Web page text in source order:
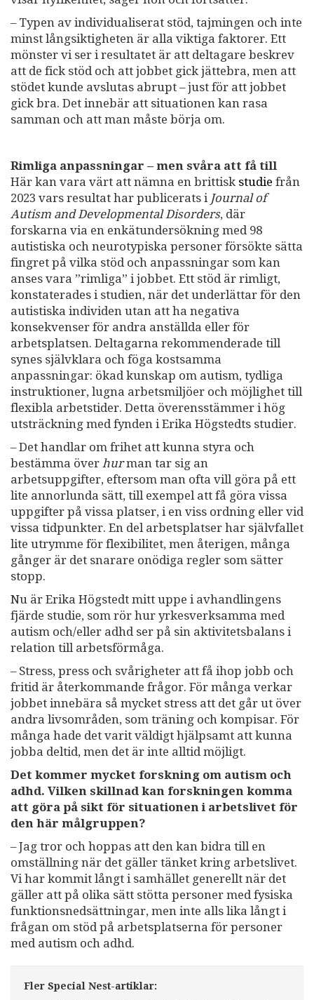
– Typen av individualiserat stöd, tajmingen och inte
minst långsiktigheten är alla viktiga faktorer. Ett
mönster vi ser i resultatet är att deltagare beskrev
att de fick stöd och att jobbet gick jättebra, men att
stödet kunde avslutas abrupt – just för att jobbet
gick bra. Det innebär att situationen kan rasa
samman och att man måste börja om.
Rimliga anpassningar – men svåra att få till
Här kan vara värt att nämna en brittisk studie från
2023 vars resultat har publicerats i Journal of
Autism and Developmental Disorders, där
forskarna via en enkätundersökning med 98
autistiska och neurotypiska personer försökte sätta
fingret på vilka stöd och anpassningar som kan
anses vara ”rimliga” i jobbet. Ett stöd är rimligt,
konstaterades i studien, när det underlättar för den
autistiska individen utan att ha negativa
konsekvenser för andra anställda eller för
arbetsplatsen. Deltagarna rekommenderade till
synes självklara och föga kostsamma
anpassningar: ökad kunskap om autism, tydliga
instruktioner, lugna arbetsmiljöer och möjlighet till
flexibla arbetstider. Detta överensstämmer i hög
utsträckning med fynden i Erika Högstedts studier.
– Det handlar om frihet att kunna styra och
bestämma över hurman tar sig an
arbetsuppgifter, eftersom man ofta vill göra på ett
lite annorlunda sätt, till exempel att få göra vissa
uppgifter på vissa platser, i en viss ordning eller vid
vissa tidpunkter. En del arbetsplatser har självfallet
lite utrymme för flexibilitet, men återigen, många
gånger är det snarare onödiga regler som sätter
stopp.
Nu är Erika Högstedt mitt uppe i avhandlingens
fjärde studie, som rör hur yrkesverksamma med
autism och/eller adhd ser på sin aktivitetsbalans i
relation till arbetsförmåga.
– Stress, press och svårigheter att få ihop jobb och
fritid är återkommande frågor. För många verkar
jobbet innebära så mycket stress att det går ut över
andra livsområden, som träning och kompisar. För
många hade det varit väldigt hjälpsamt att kunna
jobba deltid, men det är inte alltid möjligt.
Det kommer mycket forskning om autism och
adhd. Vilken skillnad kan forskningen komma
att göra på sikt för situationen i arbetslivet för
den här målgruppen?
– Jag tror och hoppas att den kan bidra till en
omställning när det gäller tänket kring arbetslivet.
Vi har kommit långt i samhället generellt när det
gäller att på olika sätt stötta personer med fysiska
funktionsnedsättningar, men inte alls lika långt i
frågan om stöd på arbetsplatserna för personer
med autism och adhd.
Fler Special Nest-artiklar: